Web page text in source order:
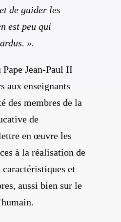
de guider les
est peu qui
».
Jean-Paul II
aux enseignants
des membres de la
de
en œuvre les
à la réalisation de
caractéristiques et
aussi bien sur le